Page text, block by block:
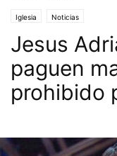
Iglesia Noticias
Jesus
paguen
prohibido